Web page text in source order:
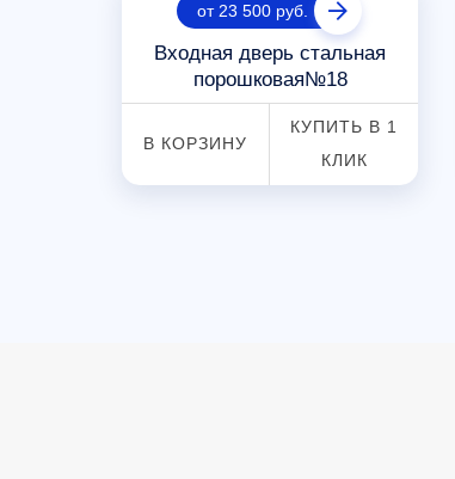
от 23 500 руб.
Входная дверь стальная
порошковая№18
В КОРЗИНУ
КУПИТЬ В 1
КЛИК